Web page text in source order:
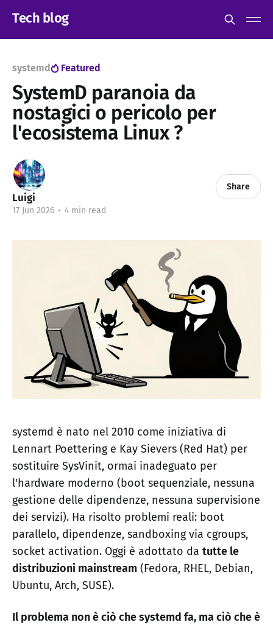
Tech blog
systemd Featured
SystemD paranoia da
nostagici o pericolo per
l'ecosistema Linux ?
Luigi
17 Jun 2026 • 4 min read
Share
systemd è nato nel 2010 come iniziativa di
Lennart Poettering e Kay Sievers (Red Hat) per
sostituire SysVinit, ormai inadeguato per
l'hardware moderno (boot sequenziale, nessuna
gestione delle dipendenze, nessuna supervisione
dei servizi). Ha risolto problemi reali: boot
parallelo, dipendenze, sandboxing via cgroups,
socket activation. Oggi è adottato da tutte le
distribuzioni mainstream (Fedora, RHEL, Debian,
Ubuntu, Arch, SUSE).
Il problema non è ciò che systemd fa, ma ciò che è